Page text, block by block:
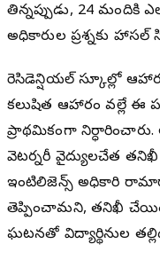
తిన్నప్పుడు, 24
అధికారుల ప్రశ్నకు
రెసిడెన్షియల్ స్కూల్లో
కలుషిత ఆహారం వల్లే ఈ
ప్రాథమికంగా
వెటర్నరీ వైద్యులచేత
ఇంటిలిజెన్స్ అధికారి
తెప్పించామని, తనిఖీ
ఘటనతో విద్యార్థినుల